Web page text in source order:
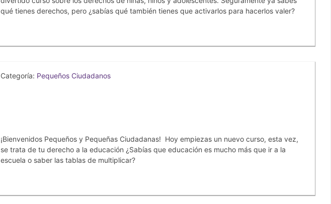
qué tienes derechos, pero ¿sabías qué también tienes que activarlos para hacerlos valer?
Categoría: Pequeños Ciudadanos
¡Bienvenidos Pequeños y Pequeñas Ciudadanas! Hoy empiezas un nuevo curso, esta vez,
se trata de tu derecho a la educación ¿Sabías que educación es mucho más que ir a la
escuela o saber las tablas de multiplicar?